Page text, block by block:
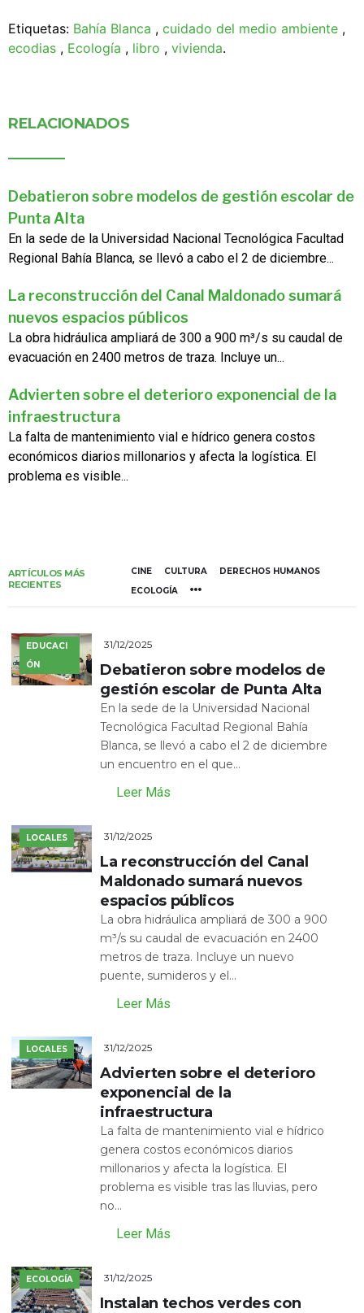
Etiquetas: Bahía Blanca , cuidado del medio ambiente ,
ecodias , Ecología , libro , vivienda.
RELACIONADOS
Debatieron sobre modelos de gestión escolar de
Punta Alta
En la sede de la Universidad Nacional Tecnológica Facultad
Regional Bahía Blanca, se llevó a cabo el 2 de diciembre...
La reconstrucción del Canal Maldonado sumará
nuevos espacios públicos
La obra hidráulica ampliará de 300 a 900 m³/s su caudal de
evacuación en 2400 metros de traza. Incluye un...
Advierten sobre el deterioro exponencial de la
infraestructura
La falta de mantenimiento vial e hídrico genera costos
económicos diarios millonarios y afecta la logística. El
problema es visible...
ARTÍCULOS MÁS
RECIENTES
CINE CULTURA
DERECHOS HUMANOS
ECOLOGÍA
EDUCACI
ÓN
31/12/2025
Debatieron sobre modelos de
gestión escolar de Punta Alta
En la sede de la Universidad Nacional
Tecnológica Facultad Regional Bahía
Blanca, se llevó a cabo el 2 de diciembre
un encuentro en el que...
Leer Más
LOCALES 31/12/2025
La reconstrucción del Canal
Maldonado sumará nuevos
espacios públicos
La obra hidráulica ampliará de 300 a 900
m³/s su caudal de evacuación en 2400
metros de traza. Incluye un nuevo
puente, sumideros y el...
Leer Más
LOCALES 31/12/2025
Advierten sobre el deterioro
exponencial de la
infraestructura
La falta de mantenimiento vial e hídrico
genera costos económicos diarios
millonarios y afecta la logística. El
problema es visible tras las lluvias, pero
no...
Leer Más
ECOLOGÍA 31/12/2025
Instalan techos verdes con